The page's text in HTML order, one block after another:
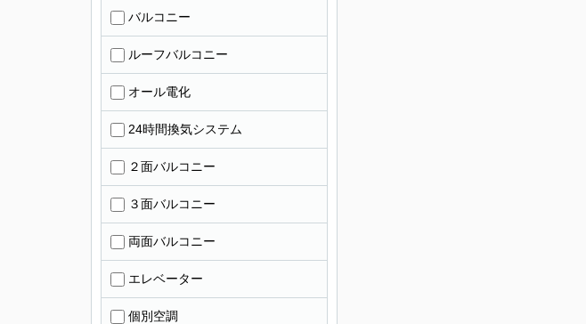
バルコニー
ルーフバルコニー
オール電化
24時間換気システム
２面バルコニー
３面バルコニー
両面バルコニー
エレベーター
個別空調